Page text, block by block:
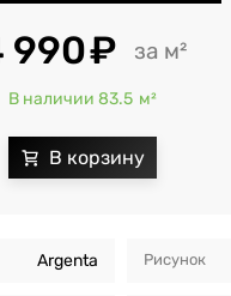
Argenta Рисунок
990 м²
В наличии 83.5 м²